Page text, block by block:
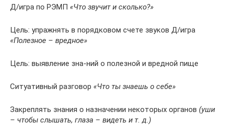
Д/игра по РЭМП «Что звучит и сколько?»
Цель: упражнять в порядковом счете звуков Д/игра
«Полезное – вредное»
Цель: выявление зна-ний о полезной и вредной пище
Ситуативный разговор «Что ты знаешь о себе»
Закреплять знания о назначении некоторых органов (уши
– чтобы слышать, глаза – видеть и т. д.)